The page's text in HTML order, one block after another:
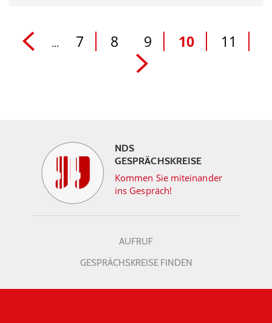
... 7 8 9 10 11
NDS
GESPRÄCHSKREISE
Kommen Sie miteinander
ins Gespräch!
AUFRUF
GESPRÄCHSKREISE FINDEN